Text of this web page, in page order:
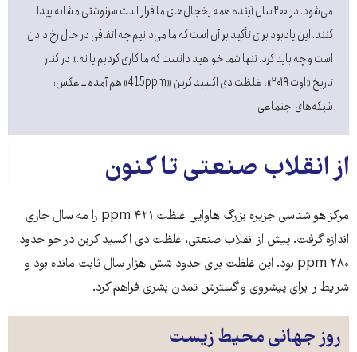
می‌شود. در ۲۰۰ سال آینده همه یخچال‌های ما قرار است سرنوشتی مشابه پیدا
کنند. این یادبود برای تأکید بر آن است که ما می‌دانیم چه اتفاقی در حال رخ دادن
است و چه باید کرد. تنها شما خواهید دانست که ما کاری کردیم یا نه.» در کنار
تاریخ «اوت ۲۰۱۹»، غلظت دی اکسید کربن «415ppm» هم آمده ــ عکس:
شبکه‌های اجتماعی
از انقلاب صنعتی تا کنون
مرکز هواشناسی جزیره بزرگ هاوایی غلظت ۴۲۱ ppm را مه سال جاری
اندازه گرفت. پیش از انقلاب صنعتی، غلظت دی اکسید کربن در جو حدود
۲۸۰ ppm بود. این غلظت برای حدود شش هزار سال ثابت مانده بود و
شرایط را برای پیشروی و گسترش تمدن بشری فراهم کرد.
روز جهانی محیط زیست